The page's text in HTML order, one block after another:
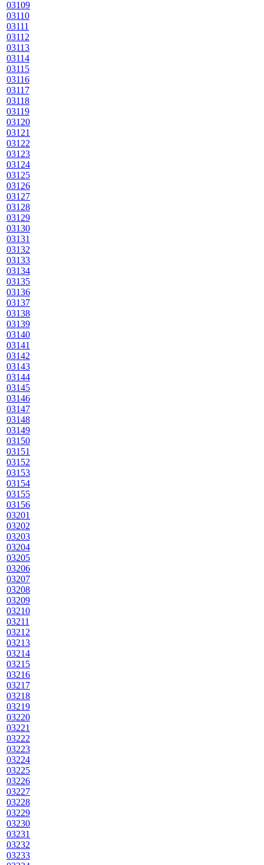
03109
03110
03111
03112
03113
03114
03115
03116
03117
03118
03119
03120
03121
03122
03123
03124
03125
03126
03127
03128
03129
03130
03131
03132
03133
03134
03135
03136
03137
03138
03139
03140
03141
03142
03143
03144
03145
03146
03147
03148
03149
03150
03151
03152
03153
03154
03155
03156
03201
03202
03203
03204
03205
03206
03207
03208
03209
03210
03211
03212
03213
03214
03215
03216
03217
03218
03219
03220
03221
03222
03223
03224
03225
03226
03227
03228
03229
03230
03231
03232
03233